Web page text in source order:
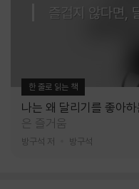
즐겁지 않다면,
한 줄로 읽는 책
나는 왜 달리기를 좋아
은 즐거움
방구석 저 방구석